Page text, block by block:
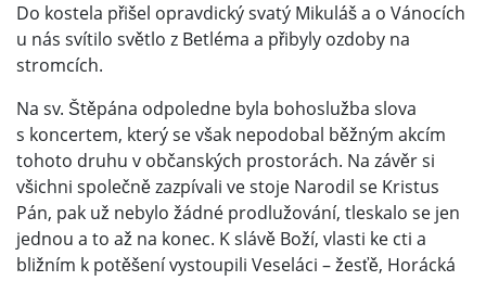
Do kostela přišel opravdický svatý Mikuláš a o Vánocích
u nás svítilo světlo z Betléma a přibyly ozdoby na
stromcích.
Na sv. Štěpána odpoledne byla bohoslužba slova
s koncertem, který se však nepodobal běžným akcím
tohoto druhu v občanských prostorách. Na závěr si
všichni společně zazpívali ve stoje Narodil se Kristus
Pán, pak už nebylo žádné prodlužování, tleskalo se jen
jednou a to až na konec. K slávě Boží, vlasti ke cti a
bližním k potěšení vystoupili Veseláci – žesťě, Horácká